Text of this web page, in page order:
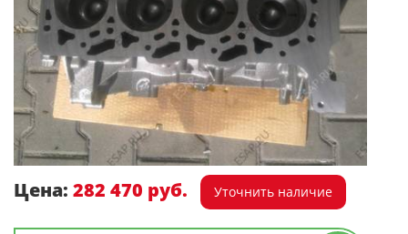
Цена: 282 470 руб. Уточнить наличие